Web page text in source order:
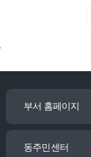
부서 홈페이지
동주민센터